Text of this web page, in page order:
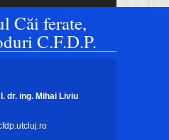
Căi ferate,
C.F.D.P.
dr. ing. Mihai Liviu